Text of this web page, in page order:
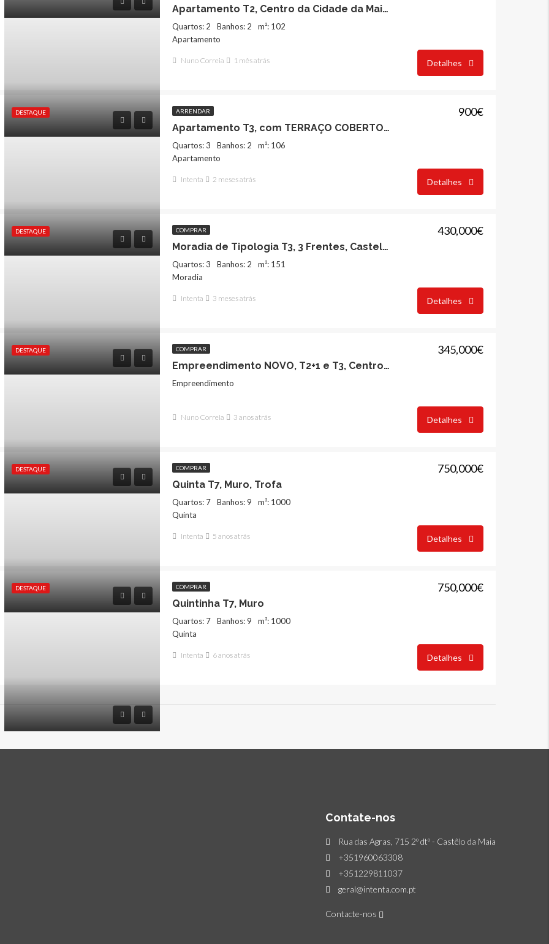
Apartamento T2, Centro da Cidade da Maia, Maia
Quartos: 2 Banhos: 2
m²: 102
Apartamento
Nuno Correia 1 mês atrás Detalhes
DESTAQUE ARRENDAR
Apartamento T3, com TERRAÇO COBERTO, Vila Nova de Famalicão
Quartos: 3 Banhos: 2
m²: 106
Apartamento
Intenta 2 meses atrás
900€
Detalhes
DESTAQUE COMPRAR
Moradia de Tipologia T3, 3 Frentes, Castelo da Maia
Quartos: 3 Banhos: 2
m²: 151
Moradia
Intenta 3 meses atrás
430,000€
Detalhes
DESTAQUE COMPRAR
Empreendimento NOVO, T2+1 e T3, Centro da Cidade da Maia
Empreendimento
Nuno Correia 3 anos atrás
345,000€
Detalhes
DESTAQUE COMPRAR
Quinta T7, Muro, Trofa
Quartos: 7 Banhos: 9
m²: 1000
Quinta
Intenta 5 anos atrás
750,000€
Detalhes
DESTAQUE COMPRAR
Quintinha T7, Muro
Quartos: 7 Banhos: 9
m²: 1000
Quinta
Intenta 6 anos atrás
750,000€
Detalhes
975€ 277,500€
Contate-nos
Rua das Agras, 715 2º dtº - Castêlo da Maia
+351960063308
+351229811037
geral@intenta.com.pt
Contacte-nos